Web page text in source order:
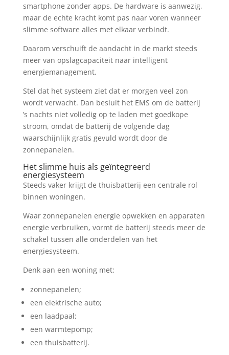
smartphone zonder apps. De hardware is aanwezig,
maar de echte kracht komt pas naar voren wanneer
slimme software alles met elkaar verbindt.
Daarom verschuift de aandacht in de markt steeds
meer van opslagcapaciteit naar intelligent
energiemanagement.
Stel dat het systeem ziet dat er morgen veel zon
wordt verwacht. Dan besluit het EMS om de batterij
’s nachts niet volledig op te laden met goedkope
stroom, omdat de batterij de volgende dag
waarschijnlijk gratis gevuld wordt door de
zonnepanelen.
Het slimme huis als geïntegreerd
energiesysteem
Steeds vaker krijgt de thuisbatterij een centrale rol
binnen woningen.
Waar zonnepanelen energie opwekken en apparaten
energie verbruiken, vormt de batterij steeds meer de
schakel tussen alle onderdelen van het
energiesysteem.
Denk aan een woning met:
zonnepanelen;
een elektrische auto;
een laadpaal;
een warmtepomp;
een thuisbatterij.